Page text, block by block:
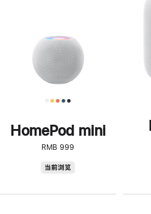
HomePod mini
RMB 999
当前浏览